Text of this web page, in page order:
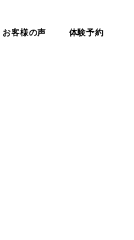
お客様の声 体験予約